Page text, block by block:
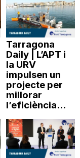
Tarragona
Daily | L’APT i
la URV
impulsen un
projecte per
millorar
l’eficiència...